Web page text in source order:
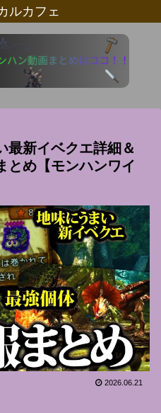
ルカフェ
最新イベクエ詳細＆
とめ【モンハンワイ
2026.06.21